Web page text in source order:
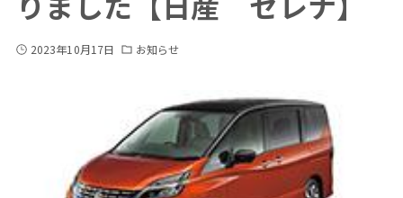
2023年10月17日 お知らせ